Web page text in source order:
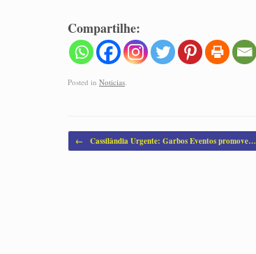
Compartilhe:
Posted in Noticias.
Post navigation
← Cassilândia Urgente: Garbos Eventos promove…